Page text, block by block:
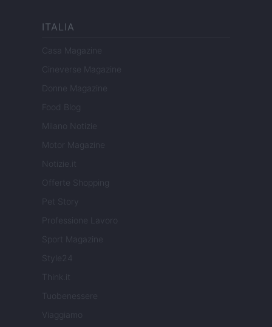
ITALIA
Casa Magazine
Cineverse Magazine
Donne Magazine
Food Blog
Milano Notizie
Motor Magazine
Notizie.it
Offerte Shopping
Professione Lavoro
Sport Magazine
Style24
Think.it
Tuobenessere
Viaggiamo